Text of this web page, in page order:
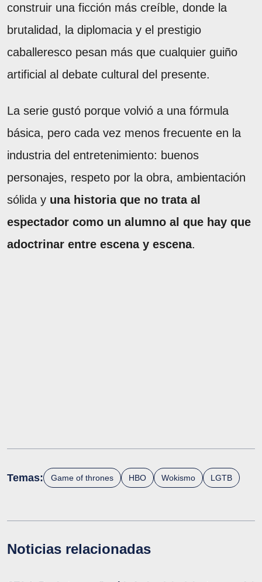
construir una ficción más creíble, donde la
brutalidad, la diplomacia y el prestigio
caballeresco pesan más que cualquier guiño
artificial al debate cultural del presente.
La serie gustó porque volvió a una fórmula
básica, pero cada vez menos frecuente en la
industria del entretenimiento: buenos
personajes, respeto por la obra, ambientación
sólida y una historia que no trata al
espectador como un alumno al que hay que
adoctrinar entre escena y escena.
Temas: Game of thrones HBO Wokismo LGTB
Noticias relacionadas